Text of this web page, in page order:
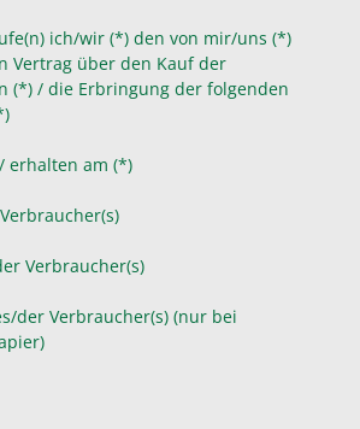
ich/wir (*) den von mir/uns (*)
Vertrag über den Kauf der
(*) / die Erbringung der folgenden
erhalten am (*)
Verbraucher(s)
der Verbraucher(s) (nur bei